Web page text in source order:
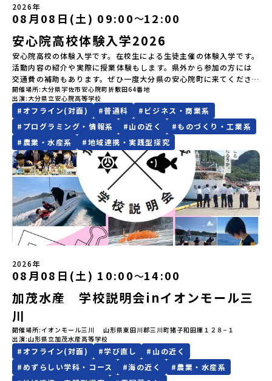
ある若者にあふれる持続可能な地域・社会をつくる」というビジョ
ンを掲げ、2017年3月に島根県に設立した教育事業団体です。日本
全国約200の高校と連携しながら、中学卒業後に地域の枠を越えて生
徒一人ひとりの夢や価値観に合った地域・学校で1〜3年間過ごすこ
とができるシステム「地域みらい留学」をはじめとした、教育事業
や地域活性モデルをつくり続けています。名 称：一般財団法人地
域・教育魅力化プラットフォーム設 立：2017年3月代表者：岩本
悠所在地：〒690-0842 島根県松江市東本町二丁目25-6 みらい
BASE2階公式HP：http://c-platform.or.jp/お問い合わせ先担
当：小川・小原E-mail：info@miratabi.jp「おためし地域留学体
験」のプログラム開催情報を公式LINEにて配信中！ぜひご登録くだ
さい♪地域みらい留学公式LINE
の？」「どんなまちなの？」という疑問にお答えする詳細配信で
す。2泊3日のプログラムの中身をお伝えします。日時：6月10日(水)
応答紹介地域：鹿児島県出水市・出水工業高校/北海道標津町/岩手
県八幡平市/愛媛県鬼北町＊4つの地域のプログラムを1時間でぎゅっ
とお届けします。お申し込み：https://c-
mirai.jp/events/064069お気軽にどうぞ！「はじめての一人旅だ
けど大丈夫？」「どんな体験ができるの？」そんな保護者様の不安
や、中学生のみなさんの素朴な疑問にスタッフが直接お答えしま
す。チャットでの質問も可能ですので、ぜひご自宅からリラックス
してご参加ください。▼お申し込み前に必ずご確認ください・参加
規約への同意プログラムへの参加申し込みいただく前に、「お申し
込みに関する各規約」への同意が必須となります。ご確認くださ
い。・抽選による参加者決定についてお申込みいただいた方の中か
ら抽選の上、締め切り日から1週間を目途に、お申し込み時に記入い
ただいたメールアドレス宛に「当選／落選メール」をお送りいたし
ます。当選者は、メールに記載された「当選確認フォーム」に３日
以内に回答いただき、確認フォームの提出をもって参加確定とさせ
ていただきます。当選確認フォームの期日までにご回答いただけな
い場合は、当選を取り消しとさせていただきます。当選取り消しが
あった場合は、繰り上げ当選者へご連絡させていただきます。登録
メールアドレスの変更をご希望の場合は下記の地域みらい留学公式
LINEよりご連絡をお願いします。※受信制限設定をしていると、通
知メールをお受け取りいただけません。その場合は、
「@miratabi.jp」からのメールを受信できるよう設定をお願いいた
します。※結果に関する個別のお問合せにはお答えしておりません
ので、ご了承ください。・お申し込みについてお申込はお一人様1回
限りです。PC・スマートフォンからお申込ください。申込後の内容
変更はできません。お申込時は、メールアドレスの入力間違いにご
注意ください。・宿泊について１室に複数(同性2～4名程度)で宿泊
いただく予定です。・食事アレルギー対応について個別の詳細なア
レルギー対応希望にはお応えしかねる場合がございます。対応が必
要な場合は必ず事前にご相談ください。・参加取消や急遽参加でき
間】中標津空港 8月6日(木) 13：30 解散【対象】中学2年生、中学3
年生【宿泊先】民宿 船長の家※1室に複数(同性2～4名程度)で宿泊
いただく予定です。【旅行代金】無料※旅行代金に含まれる費用の
うち、以下の内容が無料となります：・宿泊費（2泊分）・プログラ
ム内のアクティビティ・体験費用・一部の食事代*以下の費用は参加
者のご負担となります・集合場所までの往復交通費・お土産代や自
由時間の個人飲食費などの個人的費用【募集人数】最大10名（お申
し込み多数の場合は抽選の上決定）【参加者決定】お申し込み多数
の場合は、締め切り後1週間を目途に当落結果をご連絡いたします。
【申し込み受付期間】6月8日(月)12：00 から 6月22日(月) 12：00
まで疑問も不安もワクワクに変える！「おためし地域留学」ステッ
プアップ説明会プログラムの内容を詳しく知りたい方や、お申し込
みを迷われている方向けにZoomでのオンライン配信を行います。
知りたい情報のレベルに合わせて、以下の2つのステップをご活用く
ださい。【STEP 1】全体オンライン説明会（アーカイブ動画を公開
中！）〜まずは「おためし地域留学」を知りたい方へ〜日本全国20
以上の地域から選んで参加できる「おためし地域留学」の全体像や
魅力について、説明会を開催しました。中学生一人での参加にあた
り、保護者様が特に気になる「安全面」や「事務局のサポート体
制」についても詳しく解説しています。ぜひ、ご自宅からお気軽に
ご視聴ください。🎬 [アーカイブ動画を視聴する]YouTube：
【STEP 2】プログラム説明会〜「標津町」の内容をもっと知りした
い方へ〜全体説明を聞いたうえで、「プログラムで何をするの？」
日のプログラムの中身をお伝えします。日時：6月10日(水) 19：
00〜20：00内容：どんなところ？プログラム詳細解説、質疑応答紹
介地域：鹿児島県出水市・出水工業高校/北海道標津町/岩手県八幡
平市/愛媛県鬼北町＊4つの地域のプログラムを1時間でぎゅっとお届
けします。お申し込み：https://c-mirai.jp/events/064069お気
軽にどうぞ！「はじめての一人旅だけど大丈夫？」「どんな体験が
できるの？」そんな保護者様の不安や、中学生のみなさんの素朴な
2026年
08月08日(土) 09:00〜12:00
安心院高校体験入学2026
安心院高校の体験入学です。在校生による生徒主催の体験入学です。
活動内容の紹介や実際に授業体験もします。県外から参加の方には
交通費の補助もあります。ぜひ一度大分県の安心院町に来てくださ
い！！
開催場所 大分県宇佐市安心院町折敷田64番地
出演 大分県立安心院高等学校
#オフライン(対面) #普通科 # ビジネス・商業系
# プログラミング・情報系 #山の近く #ものづくり・工業系
# 農業・水産系 #地域連携・実践型探究
2026年
08月08日(土) 10:00〜14:00
加茂水産 学校説明会inイオンモール三
川
開催場所 イオンモール三川 山形県東田川郡三川町猪子和田庫１２８−１
出演 山形県立加茂水産高等学校
#オフライン(対面) #学び直し # 山の近く
#めずらしい学科・コース #海の近く #農業・水産系